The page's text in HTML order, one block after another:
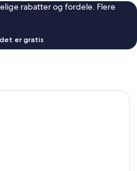
rabatter og fordele. Flere
er gratis